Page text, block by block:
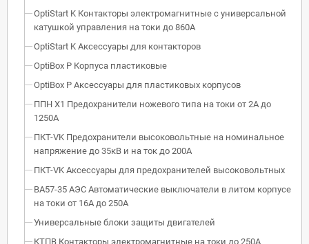
OptiStart K Контакторы электромагнитные с универсальной
катушкой управления на токи до 860А
OptiStart K Аксессуары для контакторов
OptiBox P Корпуса пластиковые
OptiBox P Аксессуары для пластиковых корпусов
ППН Х1 Предохранители ножевого типа на токи от 2А до
1250А
ПКТ-VK Предохранители высоковольтные на номинальное
напряжение до 35кВ и на ток до 200А
ПКТ-VK Аксессуары для предохранителей высоковольтных
ВА57-35 АЭС Автоматические выключатели в литом корпусе
на токи от 16А до 250А
Универсальные блоки защиты двигателей
КТПВ Контакторы электромагнитные на токи до 250А